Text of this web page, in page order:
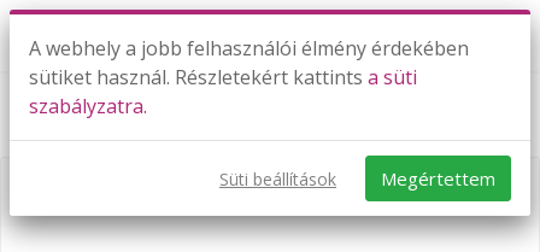
Négyszögek, sokszögek (részlet)
Már csak egy lépés:
A webhely a jobb felhasználói élmény érdekében
sütiket használ. Részletekért kattints a süti
szabályzatra.
Süti beállítások Megértettem